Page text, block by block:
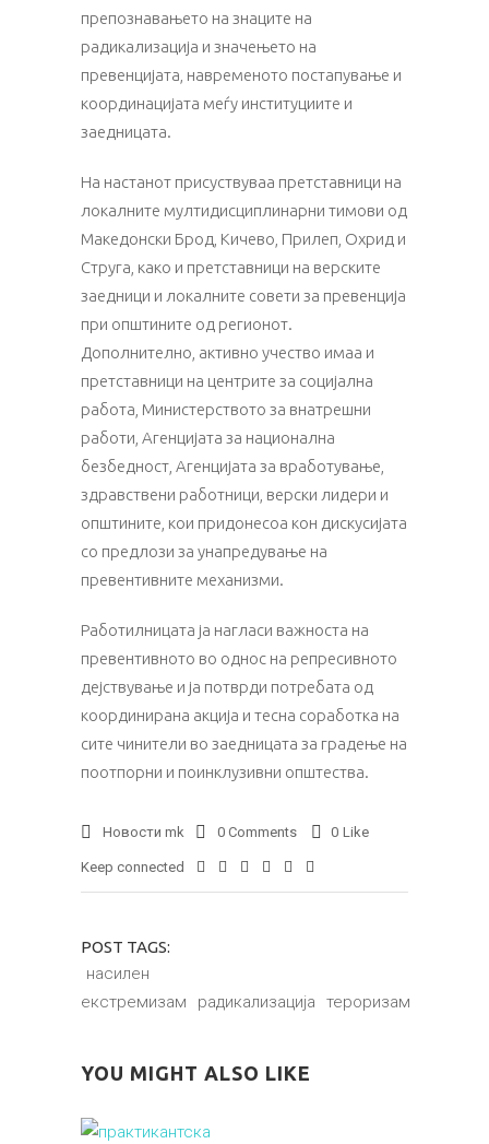
препознавањето на знаците на
радикализација и значењето на
превенцијата, навременото постапување и
координацијата меѓу институциите и
заедницата.
На настанот присуствуваа претставници на
локалните мултидисциплинарни тимови од
Македонски Брод, Кичево, Прилеп, Охрид и
Струга, како и претставници на верските
заедници и локалните совети за превенција
при општините од регионот.
Дополнително, активно учество имаа и
претставници на центрите за социјална
работа, Министерството за внатрешни
работи, Агенцијата за национална
безбедност, Агенцијата за вработување,
здравствени работници, верски лидери и
општините, кои придонесоа кон дискусијата
со предлози за унапредување на
превентивните механизми.
Работилницата ја нагласи важноста на
превентивното во однос на репресивното
дејствување и ја потврди потребата од
координирана акција и тесна соработка на
сите чинители во заедницата за градење на
поотпорни и поинклузивни општества.
Новости mk 0 Comments 0 Like
Keep connected
POST TAGS:
насилен
екстремизам
радикализација тероризам
YOU MIGHT ALSO LIKE